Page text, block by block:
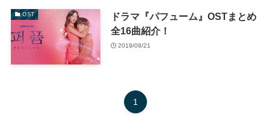
OST
ドラマ『パフューム』OSTまとめ
全16曲紹介！
2019/09/21
1